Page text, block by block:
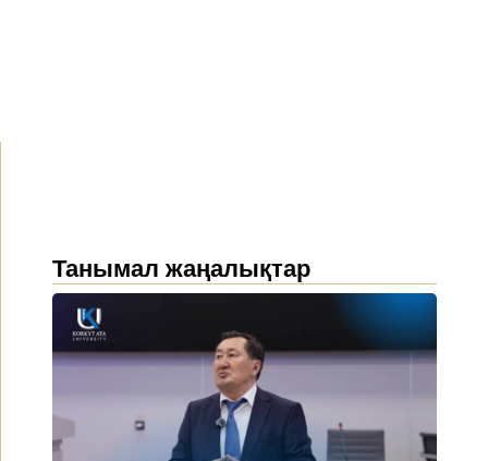
Танымал жаңалықтар